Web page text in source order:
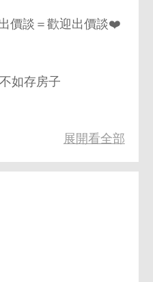
價談＝歡迎出價談❤️
如存房子
變頻冷氣.全新木地板
展開看全部